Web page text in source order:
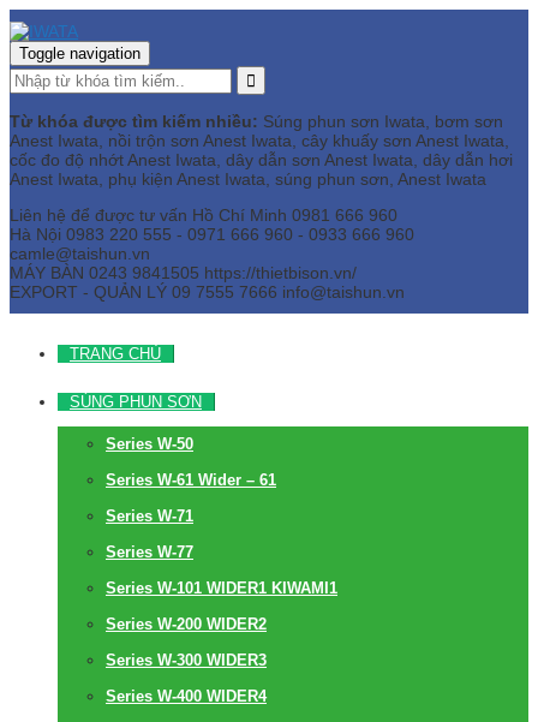
Toggle navigation
Từ khóa được tìm kiếm nhiều: Súng phun sơn Iwata, bơm sơn
Anest Iwata, nồi trộn sơn Anest Iwata, cây khuấy sơn Anest Iwata,
cốc đo độ nhớt Anest Iwata, dây dẫn sơn Anest Iwata, dây dẫn hơi
Anest Iwata, phụ kiện Anest Iwata, súng phun sơn, Anest Iwata
Liên hệ để được tư vấn Hồ Chí Minh 0981 666 960
Hà Nội 0983 220 555 - 0971 666 960 - 0933 666 960
camle@taishun.vn
MÁY BÀN 0243 9841505 https://thietbison.vn/
EXPORT - QUẢN LÝ 09 7555 7666 info@taishun.vn
TRANG CHỦ
SÚNG PHUN SƠN
Series W-50
Series W-61 Wider – 61
Series W-71
Series W-77
Series W-101 WIDER1 KIWAMI1
Series W-200 WIDER2
Series W-300 WIDER3
Series W-400 WIDER4